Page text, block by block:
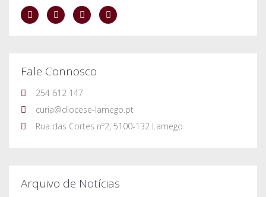
Fale Connosco
254 612 147
curia@diocese-lamego.pt
Rua das Cortes nº2, 5100-132 Lamego.
Arquivo de Notícias